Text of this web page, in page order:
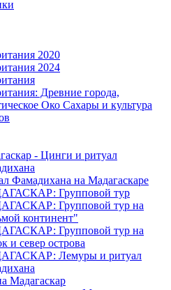
2020
2024
Древние города,
Око Сахары и культура
- Цинги и ритуал
Фамадихана на Мадагаскаре
Групповой тур
Групповой тур на
континент"
Групповой тур на
и север острова
Лемуры и ритуал
Мадагаскар